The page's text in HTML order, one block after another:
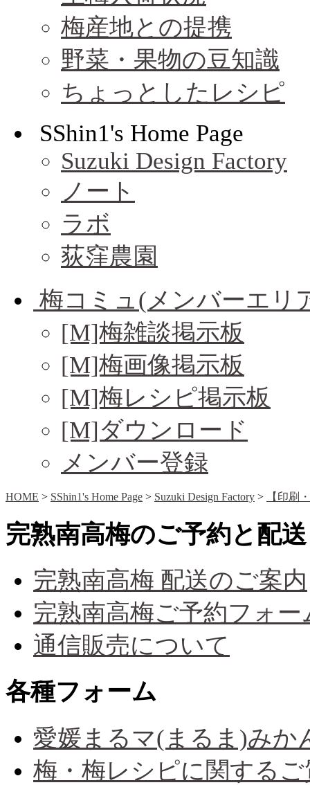
梅産地との提携
野菜・果物の豆知識
ちょっとしたレシピ
SShin1's Home Page
Suzuki Design Factory
ノート
ラボ
荻窪農園
梅コミュ(メンバーエリ
[M]梅雑談掲示板
[M]梅画像掲示板
[M]梅レシピ掲示板
[M]ダウンロード
メンバー登録
HOME > SShin1's Home Page > Suzuki Design Factory > 【印刷
完熟南高梅のご予約と配送
完熟南高梅 配送のご案内
完熟南高梅ご予約フォー
通信販売について
各種フォーム
愛媛まるマ(まるま)みか
梅・梅レシピに関するご